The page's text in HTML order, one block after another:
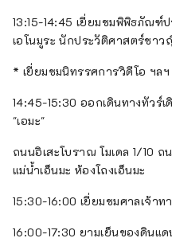
13:15-14:45 เยี่ยมชมพิพิธภัณฑ์
เอโนมูระ นักประวัติศาสตร์ชา
* เยี่ยมชมนิทรรศการวิดีโอ ฯลฯ
14:45-15:30 ออกเดินทางทัวร์
"เอมะ"
ถนนอิเสะโบราณ โมเดล 1/10
แม่น้ำเอ็นมะ ห้องโถงเอ็นมะ
15:30-16:00 เยี่ยมชมศาลเจ้าทา
16:00-17:30 ยามเย็นของดินแ